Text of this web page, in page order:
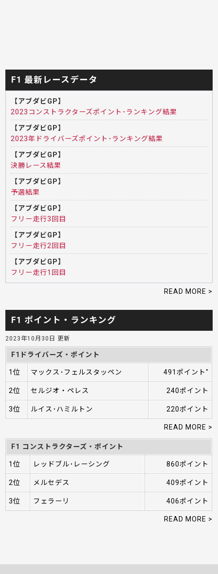
F1 最新レースデータ
【アブダビGP】
2023コンストラクターズポイント･ランキング結果
【アブダビGP】
2023年ドライバーズポイント･ランキング結果
【アブダビGP】
決勝レース結果
【アブダビGP】
予選結果
【アブダビGP】
フリー走行3回目
【アブダビGP】
フリー走行2回目
【アブダビGP】
フリー走行1回目
READ MORE >
F1 ポイント・ランキング
2023年10月30日 更新
F1ドライバーズ・ポイント
1位 マックス･フェルスタッペン 491ポイント"
2位 セルジオ・ペレス 240ポイント
3位 ルイス･ハミルトン 220ポイント
READ MORE >
F1 コンストラクターズ・ポイント
1位 レッドブル･レーシング 860ポイント
2位 メルセデス 409ポイント
3位 フェラーリ 406ポイント
READ MORE >